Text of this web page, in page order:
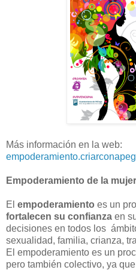
Más información en la web:
Empoderamiento de la mujer
El empoderamiento es un
fortalecen su confianza en
decisiones en todos los
sexualidad, familia, crianza,
El empoderamiento es un
pero también colectivo, ya